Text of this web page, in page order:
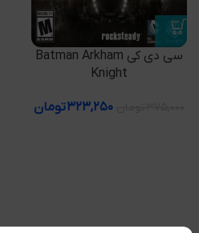
سی دی کی Batman Arkham
Knight
۳۲۳,۲۵۰تومان